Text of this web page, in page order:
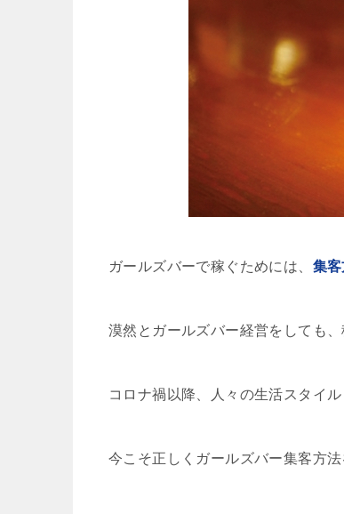
ガールズバーで稼ぐためには、 集
漠然とガールズバー経営をしても
コロナ禍以降、人々の生活スタイ
今こそ正しくガールズバー集客方